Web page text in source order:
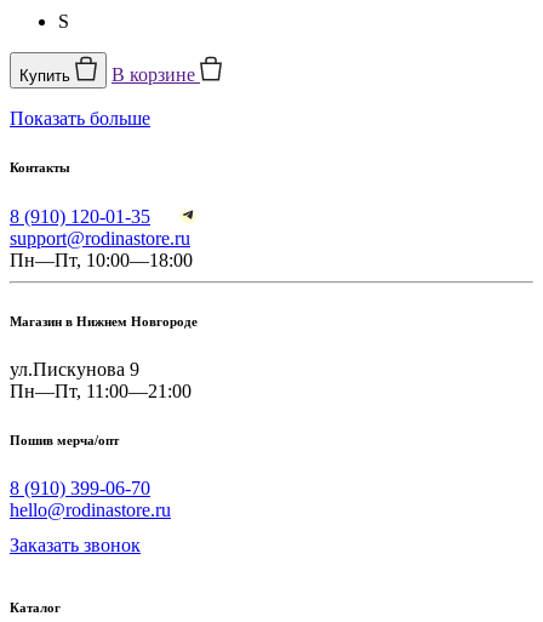
S
Купить В корзине
Показать больше
Контакты
8 (910) 120-01-35
support@rodinastore.ru
Пн—Пт, 10:00—18:00
Магазин в Нижнем Новгороде
ул.Пискунова 9
Пн—Пт, 11:00—21:00
Пошив мерча/опт
8 (910) 399-06-70
hello@rodinastore.ru
Заказать звонок
Каталог